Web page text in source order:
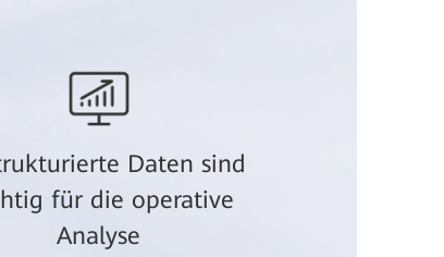
Daten sind
für die operative
Analyse